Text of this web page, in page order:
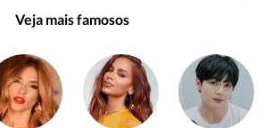
Veja mais famosos